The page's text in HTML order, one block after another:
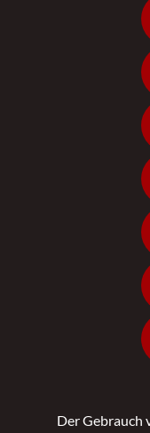
Der Gebrauch